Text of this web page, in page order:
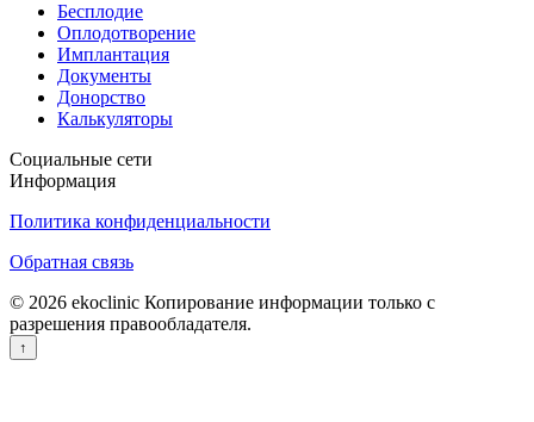
Бесплодие
Оплодотворение
Имплантация
Документы
Донорство
Калькуляторы
Социальные сети
Информация
Политика конфиденциальности
Обратная связь
© 2026 ekoclinic Копирование информации только с
разрешения правообладателя.